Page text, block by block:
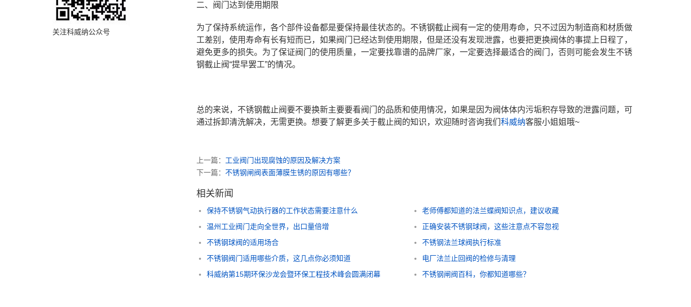
二、阀门达到使用期限
为了保持系统运作，各个部件设备都是要保持最佳状态的。不锈钢截止阀有一定的使用寿命，只不过因为制造商和材质做
工差别，使用寿命有长有短而已，如果阀门已经达到使用期限，但是还没有发现泄露，也要把更换阀体的事提上日程了，
避免更多的损失。为了保证阀门的使用质量，一定要找靠谱的品牌厂家，一定要选择最适合的阀门，否则可能会发生不锈
钢截止阀“提早罢工”的情况。
总的来说，不锈钢截止阀要不要换新主要要看阀门的品质和使用情况，如果是因为阀体体内污垢积存导致的泄露问题，可
通过拆卸清洗解决，无需更换。想要了解更多关于截止阀的知识，欢迎随时咨询我们 科威纳客服小姐姐哦~
上一篇： 工业阀门出现腐蚀的原因及解决方案
下一篇： 不锈钢闸阀表面薄膜生锈的原因有哪些？
相关新闻
保持不锈钢气动执行器的工作状态需要注意什么
老师傅都知道的法兰蝶阀知识点，建议收藏
温州工业阀门走向全世界，出口量倍增
正确安装不锈钢球阀，这些注意点不容忽视
不锈钢球阀的适用场合
不锈钢法兰球阀执行标准
不锈钢阀门适用哪些介质，这几点你必须知道
电厂法兰止回阀的检修与清理
科威纳第15期环保沙龙会暨环保工程技术峰会圆满闭幕
不锈钢闸阀百科，你都知道哪些？
关注科威纳公众号